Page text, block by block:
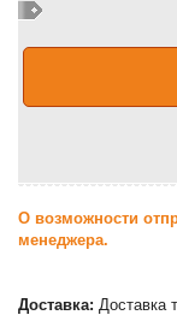
О возможности
менеджера.
Доставка: Доставка